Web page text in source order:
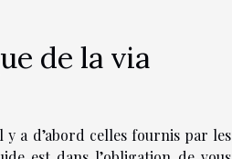
de la via
a d’abord celles fournis par les